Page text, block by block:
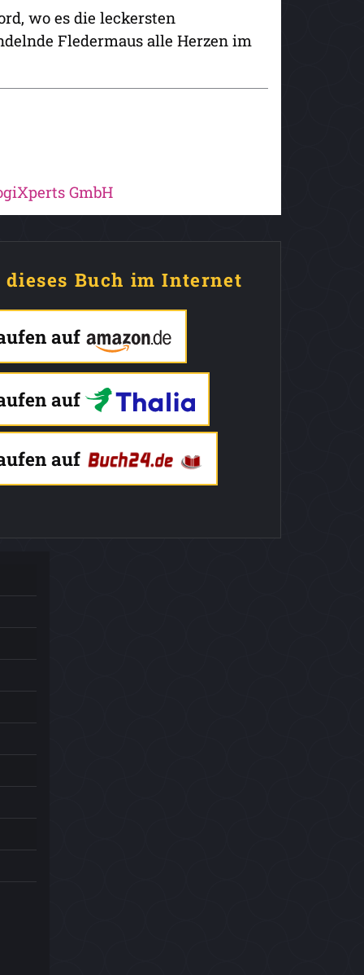
wo es die leckersten
Fledermaus alle Herzen im
GmbH
dieses Buch im Internet
auf
auf
auf